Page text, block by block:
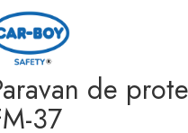
de
37